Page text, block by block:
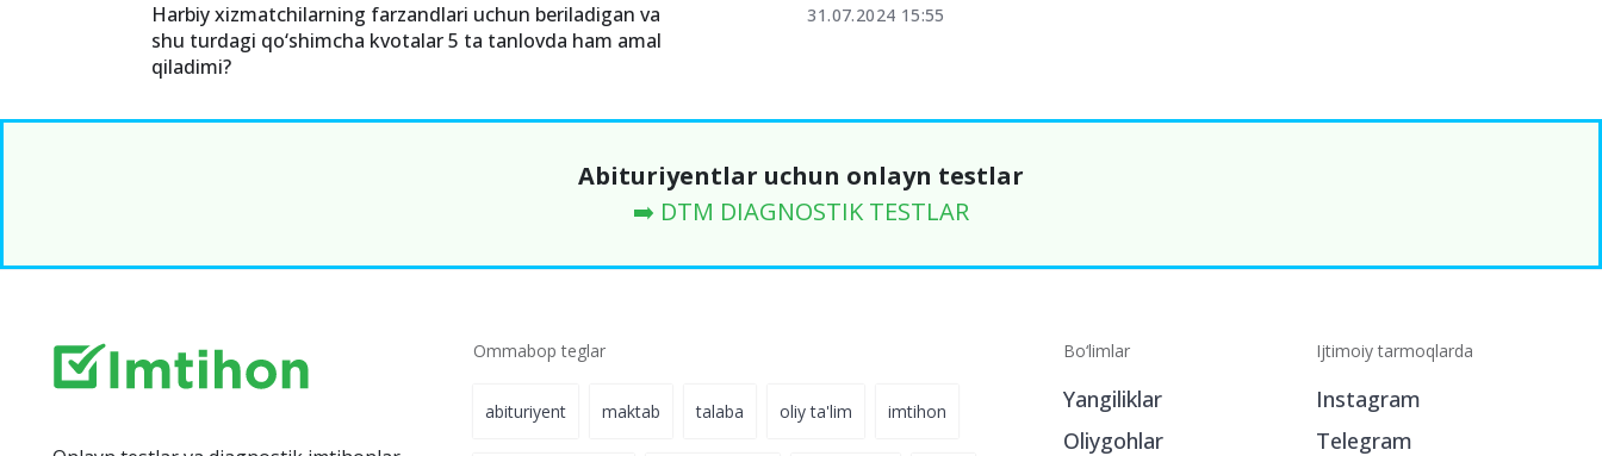
Harbiy xizmatchilarning farzandlari uchun beriladigan va
shu turdagi qo‘shimcha kvotalar 5 ta tanlovda ham amal
qiladimi?
31.07.2024 15:55
Abituriyentlar uchun onlayn testlar
➡️ DTM DIAGNOSTIK TESTLAR
Ommabop teglar
abituriyent maktab talaba oliy ta'lim imtihon
Bo‘limlar
Yangiliklar
Oliygohlar
Ijtimoiy tarmoqlarda
Instagram
Telegram